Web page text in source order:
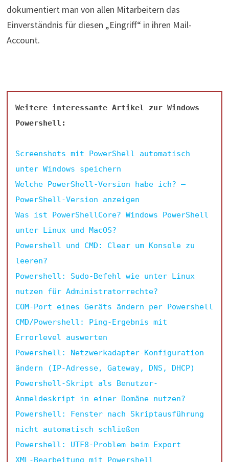
dokumentiert man von allen Mitarbeitern das
Einverständnis für diesen „Eingriff“ in ihren Mail-
Account.
Weitere interessante Artikel zur Windows
Powershell:
Screenshots mit PowerShell automatisch
unter Windows speichern
Welche PowerShell-Version habe ich? –
PowerShell-Version anzeigen
Was ist PowerShellCore? Windows PowerShell
unter Linux und MacOS?
Powershell und CMD: Clear um Konsole zu
leeren?
Powershell: Sudo-Befehl wie unter Linux
nutzen für Administratorrechte?
COM-Port eines Geräts ändern per Powershell
CMD/Powershell: Ping-Ergebnis mit
Errorlevel auswerten
Powershell: Netzwerkadapter-Konfiguration
ändern (IP-Adresse, Gateway, DNS, DHCP)
Powershell-Skript als Benutzer-
Anmeldeskript in einer Domäne nutzen?
Powershell: Fenster nach Skriptausführung
nicht automatisch schließen
Powershell: UTF8-Problem beim Export
XML-Bearbeitung mit Powershell